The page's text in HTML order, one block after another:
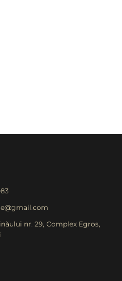
nr. 29, Complex Egros,